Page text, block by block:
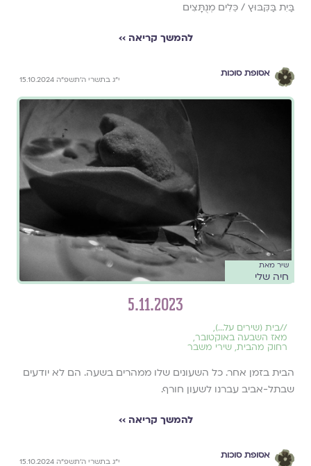
בַּיִת בַּקִּבּוּץ / כֵּלִים מְנֻתָּצִים
להמשך קריאה ››
אסופת סוכות
י״ג בתשרי ה׳תשפ״ה 15.10.2024
שיר מאת
חיה שלי
5.11.2023
//בית (שירים על...),
מאז השבעה באוקטובר,
רחוק מהבית, שירי משבר
הבית בזמן אחר. כל השעונים שלו ממהרים בשעה. הם לא יודעים
שבתל-אביב עברנו לשעון חורף.
להמשך קריאה ››
אסופת סוכות
י״ג בתשרי ה׳תשפ״ה 15.10.2024